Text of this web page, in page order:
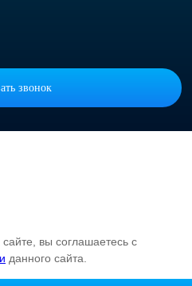
звонок
вы соглашаетесь с
данного сайта.